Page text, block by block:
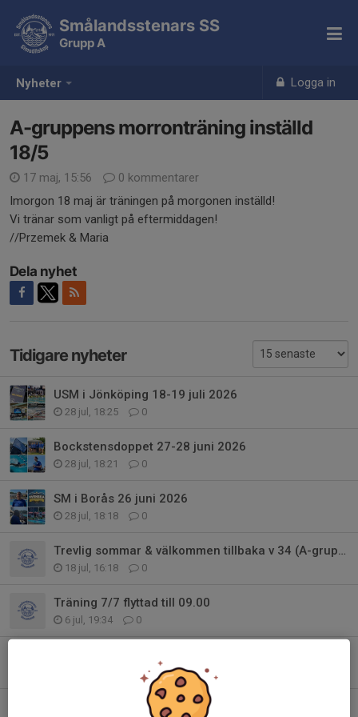
Nyheter Logga in
Smålandsstenars SS
Grupp A
A-gruppens morronträning inställd
18/5
17 maj, 15:56
0 kommentarer
Imorgon 18 maj är träningen på morgonen inställd!
Vi tränar som vanligt på eftermiddagen!
//Przemek & Maria
Dela nyhet
Tidigare nyheter
USM i Jönköping 18-19 juli 2026
28 jul, 18:25 0
Bockstensdoppet 27-28 juni 2026
28 jul, 18:21 0
SM i Borås 26 juni 2026
28 jul, 18:18 0
Trevlig sommar & välkommen tillbaka v 34 (A-gruppen)
18 jul, 16:18 0
Träning 7/7 flyttad till 09.00
6 jul, 19:34 0
0
Inställd träning torsdag 11/6